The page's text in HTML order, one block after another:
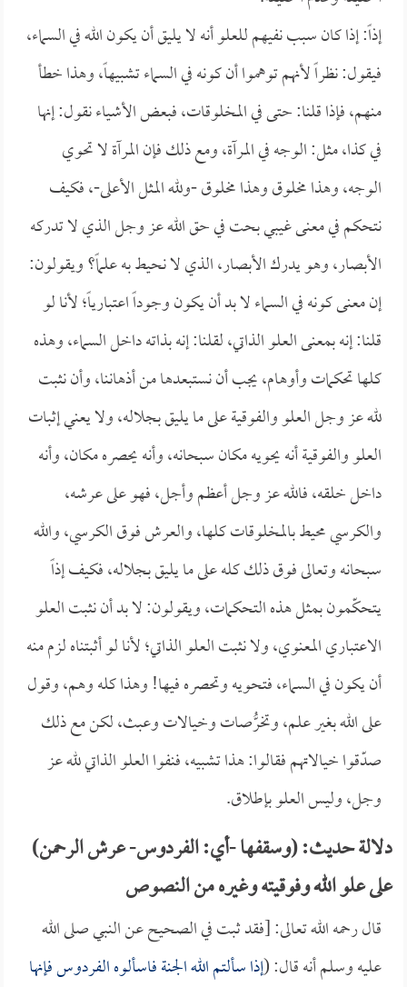
إذاً: إذا كان سبب نفيهم للعلو أنه لا يليق أن يكون الله في السماء،
فيقول: نظراً لأنهم توهموا أن كونه في السماء تشبيهاً، وهذا خطأ
منهم، فإذا قلنا: حتى في المخلوقات، فبعض الأشياء نقول: إنها
في كذا، مثل: الوجه في المرآة، ومع ذلك فإن المرآة لا تحوي
الوجه، وهذا مخلوق وهذا مخلوق -ولله المثل الأعلى-، فكيف
نتحكم في معنى غيبي بحت في حق الله عز وجل الذي لا تدركه
الأبصار، وهو يدرك الأبصار، الذي لا نحيط به علماً؟ ويقولون:
إن معنى كونه في السماء لا بد أن يكون وجوداً اعتبارياً؛ لأنا لو
قلنا: إنه بمعنى العلو الذاتي، لقلنا: إنه بذاته داخل السماء، وهذه
كلها تحكمات وأوهام، يجب أن نستبعدها من أذهاننا، وأن نثبت
لله عز وجل العلو والفوقية على ما يليق بجلاله، ولا يعني إثبات
العلو والفوقية أنه يحويه مكان سبحانه، وأنه يحصره مكان، وأنه
داخل خلقه، فالله عز وجل أعظم وأجل، فهو على عرشه،
والكرسي محيط بالمخلوقات كلها، والعرش فوق الكرسي، والله
سبحانه وتعالى فوق ذلك كله على ما يليق بجلاله، فكيف إذاً
يتحكّمون بمثل هذه التحكمات، ويقولون: لا بد أن نثبت العلو
الاعتباري المعنوي، ولا نثبت العلو الذاتي؛ لأنا لو أثبتناه لزم منه
أن يكون في السماء، فتحويه وتحصره فيها! وهذا كله وهم، وقول
على الله بغير علم، وتخرُّصات وخيالات وعبث، لكن مع ذلك
صدّقوا خيالاتهم فقالوا: هذا تشبيه، فنفوا العلو الذاتي لله عز
وجل، وليس العلو بإطلاق.
دلالة حديث: (وسقفها -أي: الفردوس- عرش الرحمن)
على علو الله وفوقيته وغيره من النصوص
قال رحمه الله تعالى: [فقد ثبت في الصحيح عن النبي صلى الله
عليه وسلم أنه قال: (إذا سألتم الله الجنة فاسألوه الفردوس فإنها